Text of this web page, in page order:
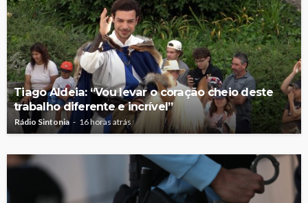
Tiago Aldeia: “Vou levar o coração cheio deste
trabalho diferente e incrível”
Rádio Sintonia 16 horas atrás